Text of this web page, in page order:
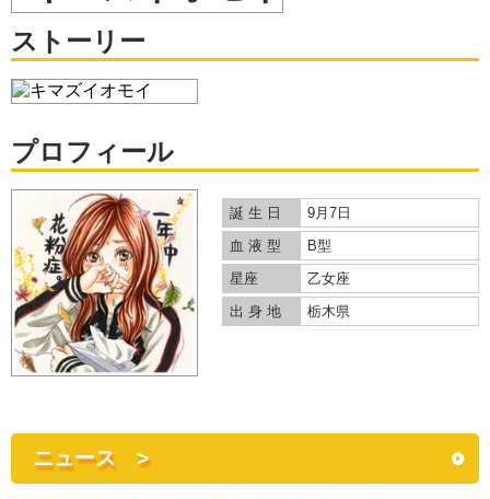
ストーリー
プロフィール
誕 生 日
9月7日
血 液 型
B型
星座
乙女座
出 身 地
栃木県
ニュース >